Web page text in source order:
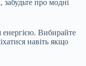
про модні
енергією. Вибирайте
навіть якщо